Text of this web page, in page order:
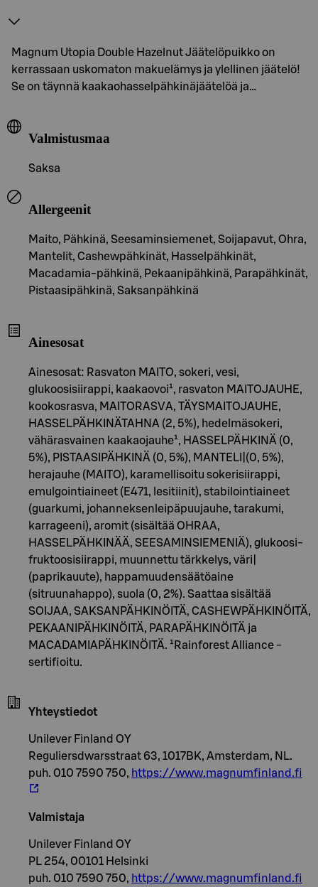
Magnum Utopia Double Hazelnut Jäätelöpuikko on
kerrassaan uskomaton makuelämys ja ylellinen jäätelö!
Se on täynnä kaakaohasselpähkinäjäätelöä ja…
Valmistusmaa
Saksa
Allergeenit
Maito, Pähkinä, Seesaminsiemenet, Soijapavut, Ohra,
Mantelit, Cashewpähkinät, Hasselpähkinät,
Macadamia-pähkinä, Pekaanipähkinä, Parapähkinät,
Pistaasipähkinä, Saksanpähkinä
Ainesosat
Ainesosat: Rasvaton MAITO, sokeri, vesi,
glukoosisiirappi, kaakaovoi¹, rasvaton MAITOJAUHE,
kookosrasva, MAITORASVA, TÄYSMAITOJAUHE,
HASSELPÄHKINÄTAHNA (2, 5%), hedelmäsokeri,
vähärasvainen kaakaojauhe¹, HASSELPÄHKINÄ (0,
5%), PISTAASIPÄHKINÄ (0, 5%), MANTELI|(0, 5%),
herajauhe (MAITO), karamellisoitu sokerisiirappi,
emulgointiaineet (E471, lesitiinit), stabilointiaineet
(guarkumi, johanneksenleipäpuujauhe, tarakumi,
karrageeni), aromit (sisältää OHRAA,
HASSELPÄHKINÄÄ, SEESAMINSIEMENIÄ), glukoosi-
fruktoosisiirappi, muunnettu tärkkelys, väri|
(paprikauute), happamuudensäätöaine
(sitruunahappo), suola (0, 2%). Saattaa sisältää
SOIJAA, SAKSANPÄHKINÖITÄ, CASHEWPÄHKINÖITÄ,
PEKAANIPÄHKINÖITÄ, PARAPÄHKINÖITÄ ja
MACADAMIAPÄHKINÖITÄ. ¹Rainforest Alliance -
sertifioitu.
Yhteystiedot
Unilever Finland OY
Reguliersdwarsstraat 63, 1017BK, Amsterdam, NL.
puh. 010 7590 750, https://www.magnumfinland.fi
Valmistaja
Unilever Finland OY
PL 254, 00101 Helsinki
puh. 010 7590 750, https://www.magnumfinland.fi